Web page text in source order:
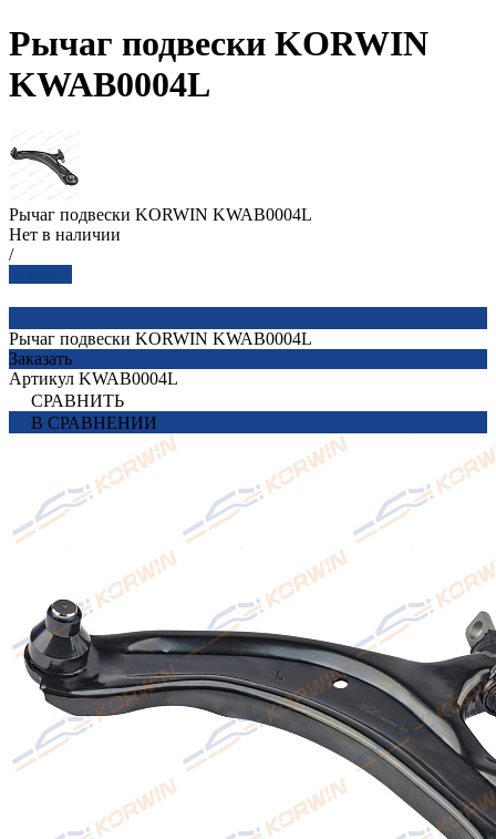
Рычаг подвески KORWIN
KWAB0004L
Рычаг подвески KORWIN KWAB0004L
Нет в наличии
/
Рычаг подвески KORWIN KWAB0004L
Заказать
Артикул KWAB0004L
СРАВНИТЬ
В СРАВНЕНИИ